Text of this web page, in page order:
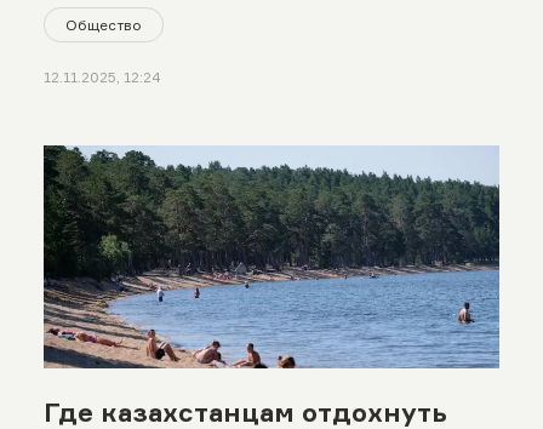
Общество
12.11.2025, 12:24
Где казахстанцам отдохнуть